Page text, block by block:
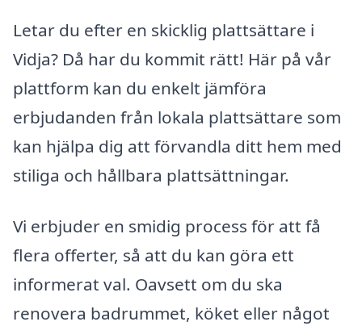
Letar du efter en skicklig plattsättare i
Vidja? Då har du kommit rätt! Här på vår
plattform kan du enkelt jämföra
erbjudanden från lokala plattsättare som
kan hjälpa dig att förvandla ditt hem med
stiliga och hållbara plattsättningar.
Vi erbjuder en smidig process för att få
flera offerter, så att du kan göra ett
informerat val. Oavsett om du ska
renovera badrummet, köket eller något